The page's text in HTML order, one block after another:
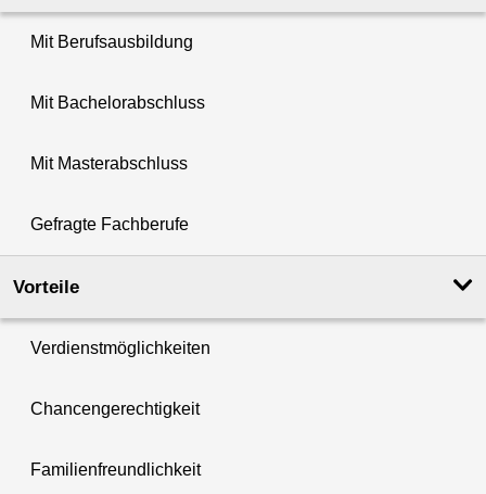
Mit Berufsausbildung
Mit Bachelorabschluss
Mit Masterabschluss
Gefragte Fachberufe
Vorteile
Verdienstmöglichkeiten
Chancengerechtigkeit
Familienfreundlichkeit